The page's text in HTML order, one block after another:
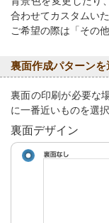
合わせてカスタムいた
ご希望の際は「その
裏面作成パターンを
裏面の印刷が必要な
に一番近いものを選
裏面デザイン